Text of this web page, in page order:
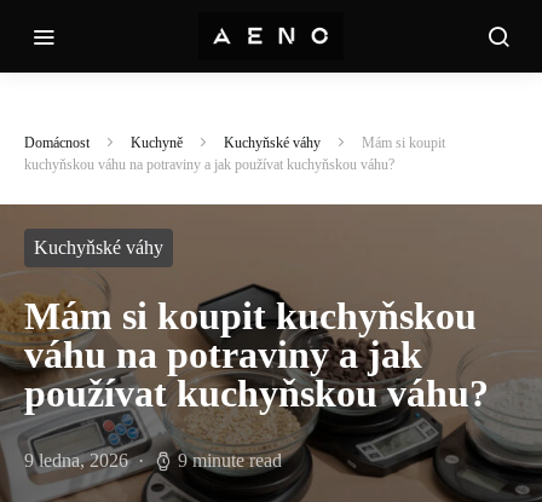
Domácnost Kuchyně Kuchyňské váhy
Mám si koupit
kuchyňskou váhu na potraviny a jak používat kuchyňskou váhu?
Kuchyňské váhy
Mám si koupit kuchyňskou
váhu na potraviny a jak
používat kuchyňskou váhu?
9 ledna, 2026 9 minute read